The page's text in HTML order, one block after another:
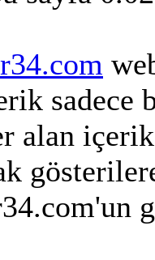
sadece
alan